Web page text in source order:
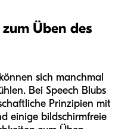
Üben des
sich manchmal
Bei Speech Blubs
Prinzipien mit
einige bildschirmfreie